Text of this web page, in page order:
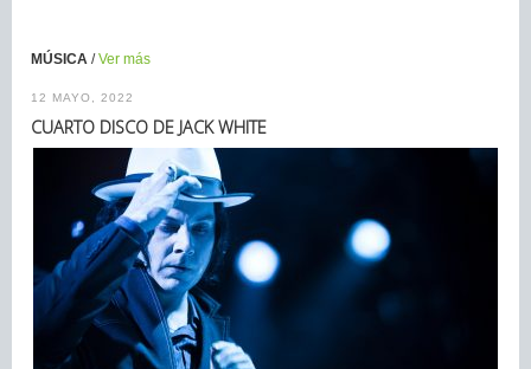
MÚSICA /Ver más
12 MAYO, 2022
CUARTO DISCO DE JACK WHITE